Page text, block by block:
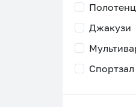
Джакузи
Спортзал